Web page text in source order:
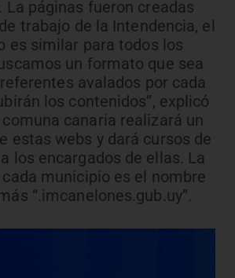
La páginas fueron creadas
trabajo de la Intendencia, el
es similar para todos los
un formato que sea
avalados por cada
los contenidos”, explicó
canaria realizará un
estas webs y dará cursos de
los encargados de ellas. La
municipio es el nombre
“.imcanelones.gub.uy”.